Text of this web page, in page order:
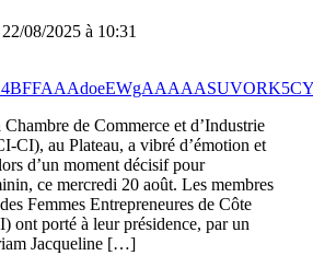
22/08/2025 à 10:31
de Commerce et d’Industrie
CI), au Plateau, a vibré d’émotion et
d’un moment décisif pour
ce mercredi 20 août. Les membres
Femmes Entrepreneures de Côte
ont porté à leur présidence, par un
Jacqueline […]